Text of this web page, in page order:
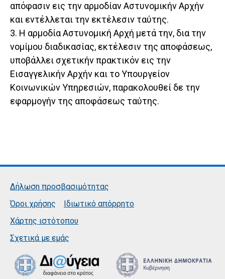
απόφασιν εις την αρμοδίαν Αστυνομικήν Αρχήν
και εντέλλεται την εκτέλεσιν ταύτης.
3. Η αρμοδία Αστυνομική Αρχή μετά την, δια την
νομίμου διαδικασίας, εκτέλεσιν της αποφάσεως,
υποβάλλει σχετικήν πρακτικόν εις την
Εισαγγελικήν Αρχήν και το Υπουργείον
Κοινωνικών Υπηρεσιών, παρακολουθεί δε την
εφαρμογήν της αποφάσεως ταύτης.
Δήλωση προσβασιμότητας
Όροι χρήσης
Ιδιωτικό απόρρητο
Χάρτης ιστότοπου
Σχετικά με εμάς